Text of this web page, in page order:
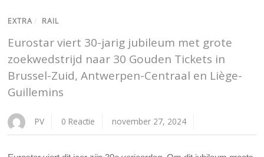
EXTRA / RAIL
Eurostar viert 30-jarig jubileum met grote
zoekwedstrijd naar 30 Gouden Tickets in
Brussel-Zuid, Antwerpen-Centraal en Liège-
Guillemins
PV 0 Reactie november 27, 2024